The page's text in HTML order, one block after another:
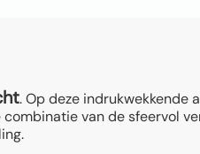
. Op deze
van de sfeervol